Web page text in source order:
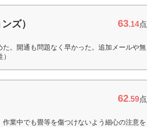
ズ） 63.14点
。開通も問題なく早かった。追加メールや無
62.59点
業中でも畳等を傷つけないよう細心の注意を